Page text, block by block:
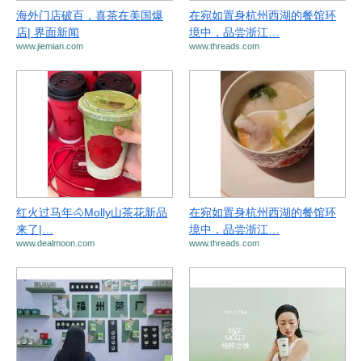
海外门店破百，喜茶在美国爆
店| 界面新闻
www.jiemian.com
在宛如置身杭州西湖的餐馆环
境中，品尝浙江…
www.threads.com
红火过马年🐴Molly山茶花新品
来了|…
www.dealmoon.com
在宛如置身杭州西湖的餐馆环
境中，品尝浙江…
www.threads.com